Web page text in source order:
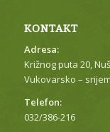
KONTAKT
Adresa:
Križnog puta 20,
Vukovarsko –
Telefon:
032/386-216